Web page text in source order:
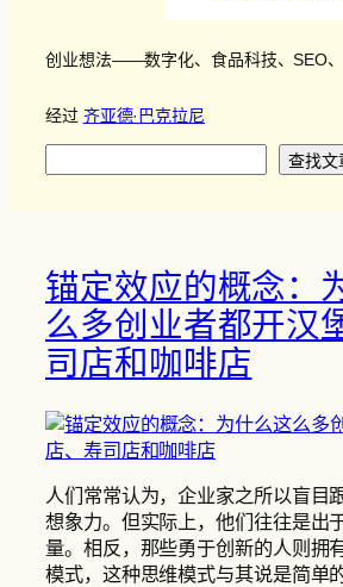
创业想法——数字化、食品科技、SEO
经过 齐亚德·巴克拉尼
索
查找文
锚定效应的概念：
么多创业者都开汉
司店和咖啡店
人们常常认为，企业家之所以盲目
想象力。但实际上，他们往往是出
量。相反，那些勇于创新的人则拥
模式，这种思维模式与其说是简单